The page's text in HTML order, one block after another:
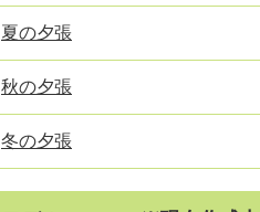
夏の夕張
秋の夕張
冬の夕張